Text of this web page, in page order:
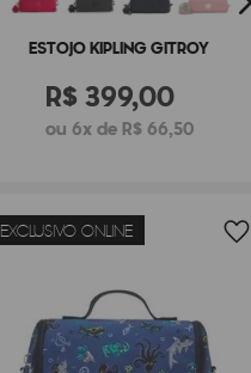
ESTOJO KIPLING GITROY
R$ 399,00
ou 6x de R$ 66,50
EXCLUSIVO ONLINE